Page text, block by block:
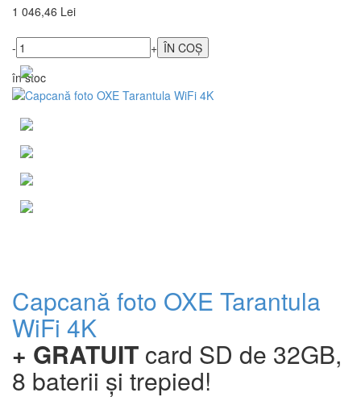
1 046,46 Lei
-
+
în stoc
Capcană foto OXE Tarantula
WiFi 4K
+ GRATUIT card SD de 32GB,
8 baterii și trepied!